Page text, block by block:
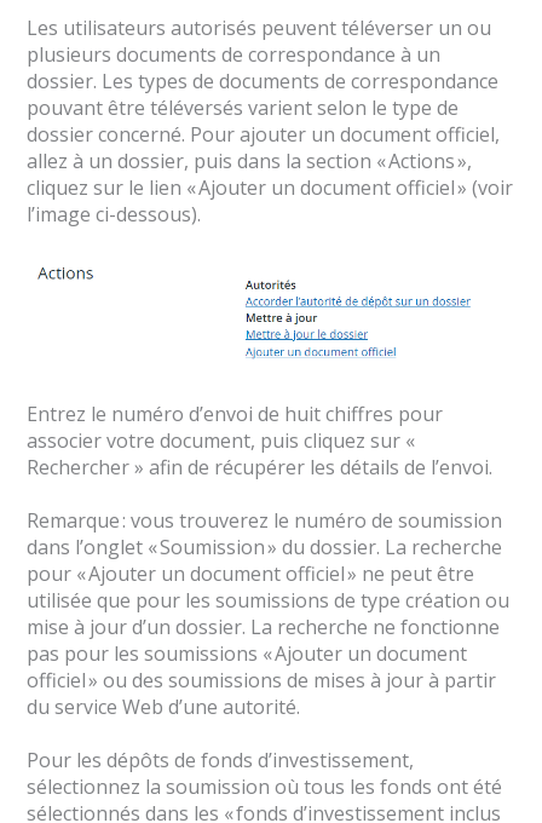
Les utilisateurs autorisés peuvent téléverser un ou
plusieurs documents de correspondance à un
dossier. Les types de documents de correspondance
pouvant être téléversés varient selon le type de
dossier concerné. Pour ajouter un document officiel,
allez à un dossier, puis dans la section « Actions »,
cliquez sur le lien « Ajouter un document officiel » (voir
l’image ci-dessous).
Entrez le numéro d’envoi de huit chiffres pour
associer votre document, puis cliquez sur «
Rechercher » afin de récupérer les détails de l’envoi.
Remarque : vous trouverez le numéro de soumission
dans l’onglet « Soumission » du dossier. La recherche
pour « Ajouter un document officiel » ne peut être
utilisée que pour les soumissions de type création ou
mise à jour d’un dossier. La recherche ne fonctionne
pas pour les soumissions « Ajouter un document
officiel » ou des soumissions de mises à jour à partir
du service Web d’une autorité.
Pour les dépôts de fonds d’investissement,
sélectionnez la soumission où tous les fonds ont été
sélectionnés dans les « fonds d’investissement inclus